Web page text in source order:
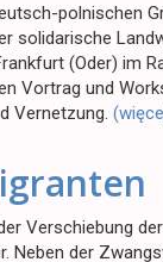
polnischen
solidarische
(Oder) im
Vortrag und
Vernetzung.
Verschiebung
der